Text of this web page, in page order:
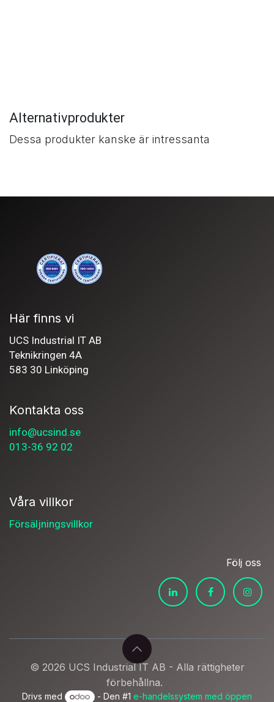
Alternativprodukter
Dessa produkter kanske är intressanta
Här finns vi
UCS Industrial IT AB
Teknikringen 4A
583 30 Linköping
Kontakta oss
info@ucsind.se
013-36 92 02
Våra villkor
Försäljningsvillkor
Följ oss
© 2026 UCS Industrial IT AB - Alla rättigheter
förbehållna.
Drivs med - Den #1 e-handelssystem med öppen